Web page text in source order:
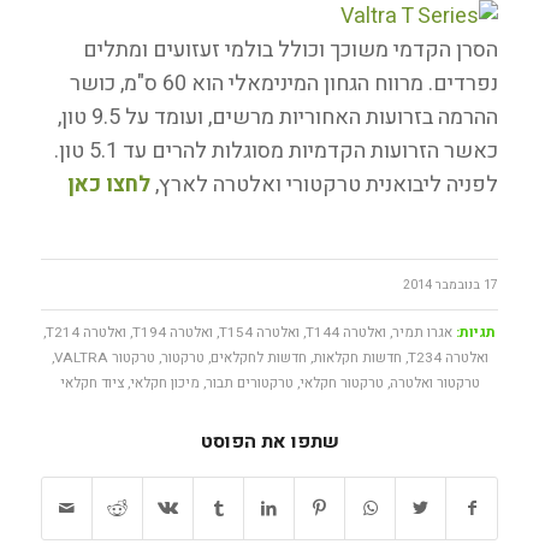
הסרן הקדמי משוכך וכולל בולמי זעזועים ומתלים
נפרדים. מרווח הגחון המינימאלי הוא 60 ס"מ, כושר
ההרמה בזרועות האחוריות מרשים, ועומד על 9.5 טון,
כאשר הזרועות הקדמיות מסוגלות להרים עד 5.1 טון.
לפניה ליבואנית טרקטורי ואלטרה לארץ,לחצו כאן
17 בנובמבר 2014
תגיות: אגרו תמיר, ואלטרה T144 , ואלטרה T154 , ואלטרה T194 , ואלטרה T214
,
ואלטרה T234
, חדשות חקלאות, חדשות לחקלאים, טרקטור, טרקטור VALTRA
,
טרקטור ואלטרה, טרקטור חקלאי, טרקטורים תבור, מיכון חקלאי,ציוד חקלאי
שתפו את הפוסט